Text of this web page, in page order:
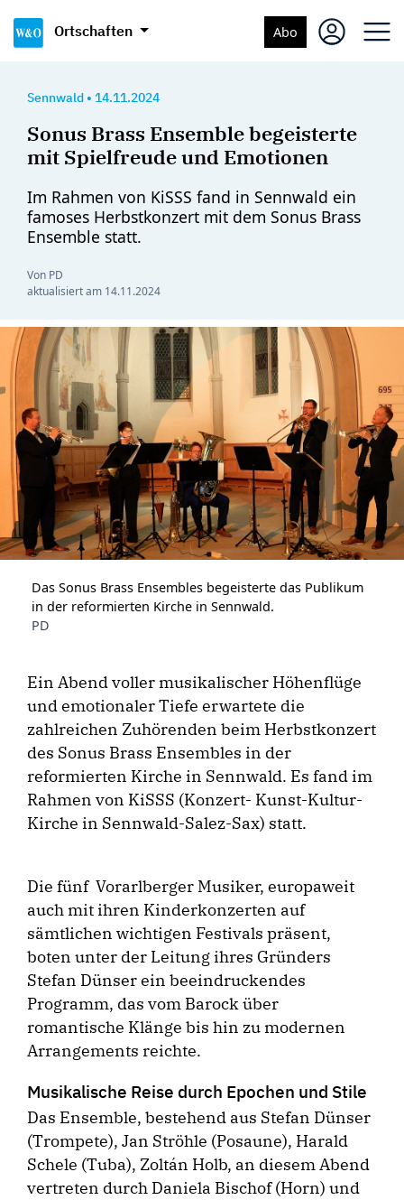
Ortschaften Abo
Sennwald • 14.11.2024
Sonus Brass Ensemble begeisterte
mit Spielfreude und Emotionen
Im Rahmen von KiSSS fand in Sennwald ein
famoses Herbstkonzert mit dem Sonus Brass
Ensemble statt.
Von PD
aktualisiert am 14.11.2024
Das Sonus Brass Ensembles begeisterte das Publikum
in der reformierten Kirche in Sennwald.
PD
Ein Abend voller ­musikalischer Höhenflüge
und emotionaler Tiefe erwartete die
zahlreichen Zuhörenden beim Herbstkonzert
des Sonus Brass Ensembles in der
reformierten Kirche in Sennwald. Es fand im
Rahmen von KiSSS (Konzert- Kunst-Kultur-
Kirche in Sennwald-Salez-Sax) statt.
Die fünf Vorarlberger Musiker, europaweit
auch mit ihren Kinderkonzerten auf
sämtlichen wichtigen Festivals präsent,
boten unter der Leitung ihres Gründers
Stefan Dünser ein beeindruckendes
Programm, das vom Barock über
romantische Klänge bis hin zu modernen
Arrangements reichte.
Musikalische Reise durch Epochen und Stile
Das Ensemble, bestehend aus Stefan Dünser
(Trompete), Jan Ströhle (Posaune), Harald
Schele (Tuba), Zoltán Holb, an diesem Abend
vertreten durch Daniela Bischof (Horn) und